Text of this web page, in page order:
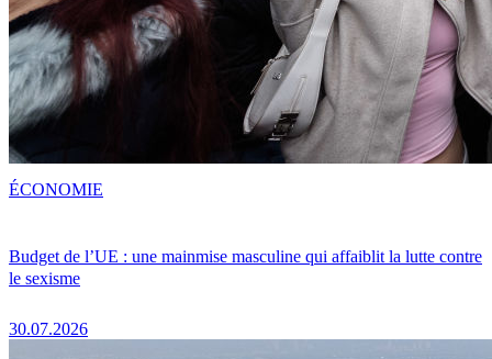
Budget de l’UE : une mainmise masculine qui affaiblit la lutte contre
le sexisme
30.07.2026
ÉCONOMIE